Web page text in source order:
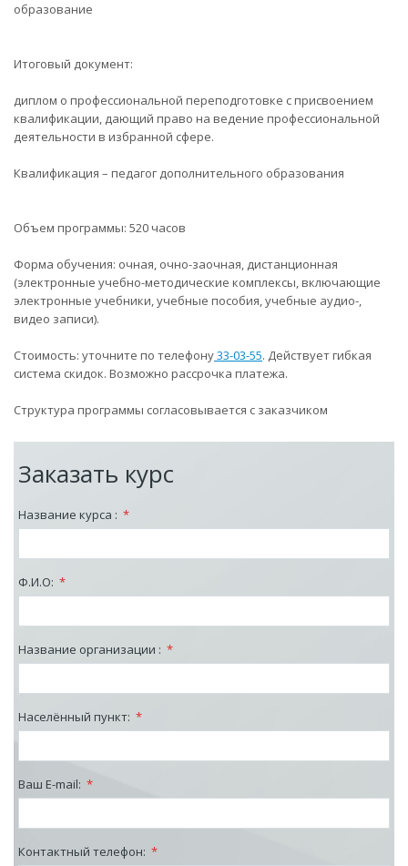
образование
Итоговый документ:
диплом о профессиональной переподготовке с присвоением
квалификации, дающий право на ведение профессиональной
деятельности в избранной сфере.
Квалификация – педагог дополнительного образования
Объем программы: 520 часов
Форма обучения: очная, очно-заочная, дистанционная
(электронные учебно-методические комплексы, включающие
электронные учебники, учебные пособия, учебные аудио-,
видео записи).
Стоимость: уточните по телефону33-03-55. Действует гибкая
система скидок. Возможно рассрочка платежа.
Структура программы согласовывается с заказчиком
Заказать курс
Название курса : *
Ф.И.О: *
Название организации : *
Населённый пункт: *
Ваш E-mail: *
Контактный телефон: *